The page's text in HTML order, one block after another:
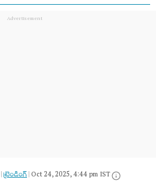
|ట్రెండింగ్|Oct 24, 2025, 4:44 pm IST